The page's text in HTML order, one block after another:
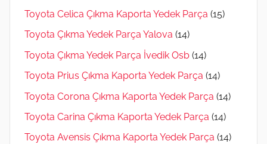
Toyota Celica Çıkma Kaporta Yedek Parça (15)
Toyota Çıkma Yedek Parça Yalova (14)
Toyota Çıkma Yedek Parça İvedik Osb (14)
Toyota Prius Çıkma Kaporta Yedek Parça (14)
Toyota Corona Çıkma Kaporta Yedek Parça (14)
Toyota Carina Çıkma Kaporta Yedek Parça (14)
Toyota Avensis Çıkma Kaporta Yedek Parça (14)